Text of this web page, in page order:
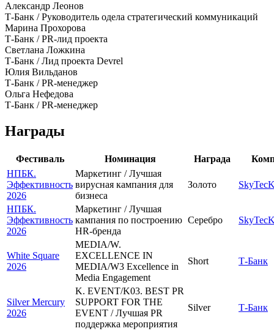
Александр Леонов
Т-Банк / Руководитель одела стратегический коммуникаций
Марина Прохорова
Т-Банк / PR-лид проекта
Светлана Ложкина
Т-Банк / Лид проекта Devrel
Юлия Вильданов
Т-Банк / PR-менеджер
Ольга Нефедова
Т-Банк / PR-менеджер
Награды
Фестиваль Номинация Награда
НПБК.
Эффективность
2026
Маркетинг / Лучшая
вирусная кампания для
бизнеса
Золото
НПБК.
Эффективность
2026
Маркетинг / Лучшая
кампания по построению
HR-бренда
Серебро
White Square
2026
MEDIA/W.
EXCELLENCE IN
MEDIA/W3 Excellence in
Media Engagement
Short Т-Банк
Silver Mercury
2026
K. EVENT/K03. BEST PR
SUPPORT FOR THE
EVENT / Лучшая PR
поддержка мероприятия
Silver Т-Банк